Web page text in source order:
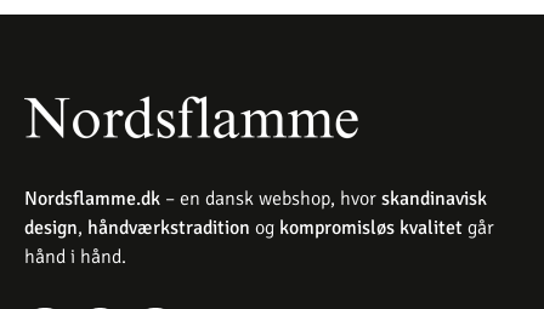
Nordsflamme.dk – en dansk webshop, hvor skandinavisk
design, håndværkstradition og kompromisløs kvalitet går
hånd i hånd.